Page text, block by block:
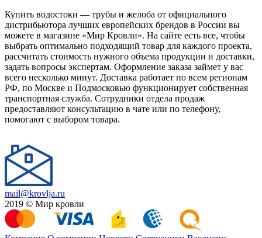
Купить водостоки — трубы и желоба от официального
дистрибьютора лучших европейских брендов в России вы
можете в магазине «Мир Кровли». На сайте есть все, чтобы
выбрать оптимально подходящий товар для каждого проекта,
рассчитать стоимость нужного объема продукции и доставки,
задать вопросы экспертам. Оформление заказа займет у вас
всего несколько минут. Доставка работает по всем регионам
РФ, по Москве и Подмосковью функционирует собственная
транспортная служба. Сотрудники отдела продаж
предоставляют консультацию в чате или по телефону,
помогают с выбором товара.
mail@krovlja.ru
2019 © Мир кровли